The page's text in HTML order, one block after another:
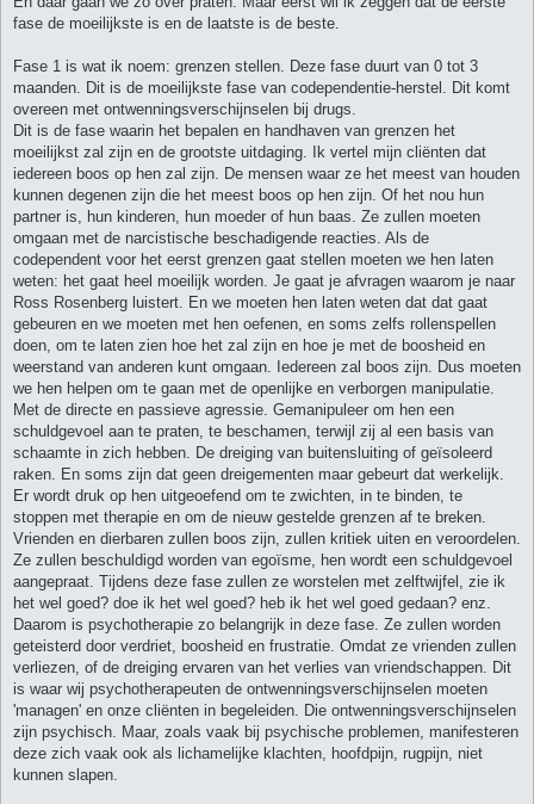
fase de moeilijkste is en de laatste is de beste.
Fase 1 is wat ik noem: grenzen stellen. Deze fase duurt van 0 tot 3
maanden. Dit is de moeilijkste fase van codependentie-herstel. Dit komt
overeen met ontwenningsverschijnselen bij drugs.
Dit is de fase waarin het bepalen en handhaven van grenzen het
moeilijkst zal zijn en de grootste uitdaging. Ik vertel mijn cliënten dat
iedereen boos op hen zal zijn. De mensen waar ze het meest van houden
kunnen degenen zijn die het meest boos op hen zijn. Of het nou hun
partner is, hun kinderen, hun moeder of hun baas. Ze zullen moeten
omgaan met de narcistische beschadigende reacties. Als de
codependent voor het eerst grenzen gaat stellen moeten we hen laten
weten: het gaat heel moeilijk worden. Je gaat je afvragen waarom je naar
Ross Rosenberg luistert. En we moeten hen laten weten dat dat gaat
gebeuren en we moeten met hen oefenen, en soms zelfs rollenspellen
doen, om te laten zien hoe het zal zijn en hoe je met de boosheid en
weerstand van anderen kunt omgaan. Iedereen zal boos zijn. Dus moeten
we hen helpen om te gaan met de openlijke en verborgen manipulatie.
Met de directe en passieve agressie. Gemanipuleer om hen een
schuldgevoel aan te praten, te beschamen, terwijl zij al een basis van
schaamte in zich hebben. De dreiging van buitensluiting of geïsoleerd
raken. En soms zijn dat geen dreigementen maar gebeurt dat werkelijk.
Er wordt druk op hen uitgeoefend om te zwichten, in te binden, te
stoppen met therapie en om de nieuw gestelde grenzen af te breken.
Vrienden en dierbaren zullen boos zijn, zullen kritiek uiten en veroordelen.
Ze zullen beschuldigd worden van egoïsme, hen wordt een schuldgevoel
aangepraat. Tijdens deze fase zullen ze worstelen met zelftwijfel, zie ik
het wel goed? doe ik het wel goed? heb ik het wel goed gedaan? enz.
Daarom is psychotherapie zo belangrijk in deze fase. Ze zullen worden
geteisterd door verdriet, boosheid en frustratie. Omdat ze vrienden zullen
verliezen, of de dreiging ervaren van het verlies van vriendschappen. Dit
is waar wij psychotherapeuten de ontwenningsverschijnselen moeten
'managen' en onze cliënten in begeleiden. Die ontwenningsverschijnselen
zijn psychisch. Maar, zoals vaak bij psychische problemen, manifesteren
deze zich vaak ook als lichamelijke klachten, hoofdpijn, rugpijn, niet
kunnen slapen.